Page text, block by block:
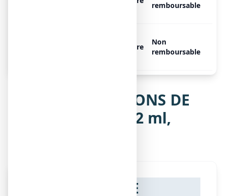
remboursable
Libre
Non
remboursable
Notice de GRANIONS DE
SOUFRE 19,5 mg/2 ml,
NOTICE